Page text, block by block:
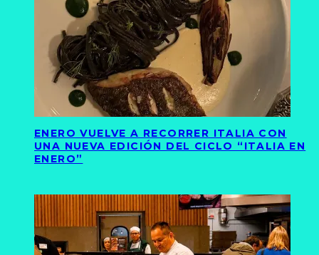
ENERO VUELVE A RECORRER ITALIA CON
UNA NUEVA EDICIÓN DEL CICLO “ITALIA EN
ENERO”